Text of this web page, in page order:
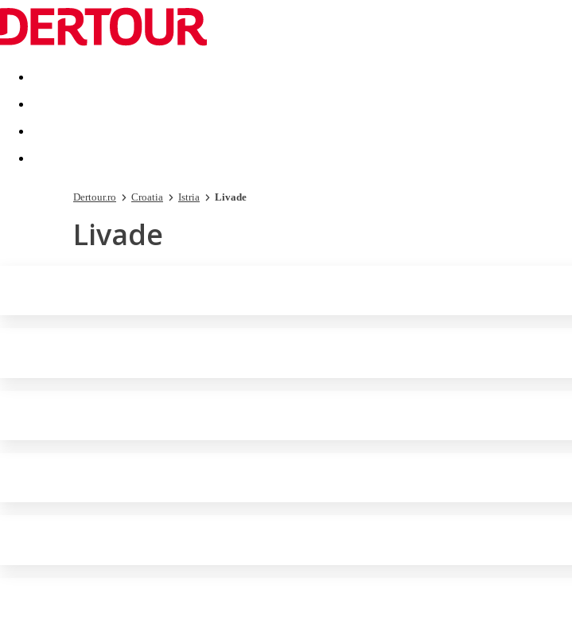
Destinatii Vacanta perfecta OFERTE DE NERATAT
Dertour.ro Croatia Istria Livade
Livade